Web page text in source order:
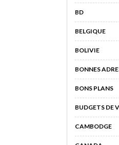
BD
BELGIQUE
BOLIVIE
BONNES
BONS PLANS
BUDGETS DE
CAMBODGE